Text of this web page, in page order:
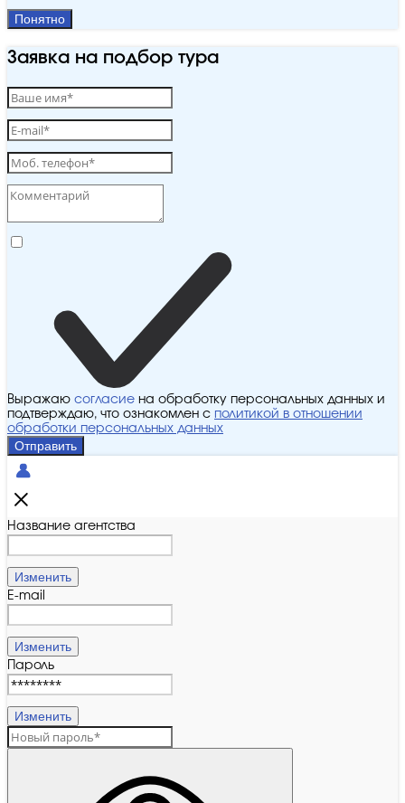
Понятно
Заявка на подбор тура
Выражаю согласие на обработку персональных данных и
подтверждаю, что ознакомлен с политикой в отношении
обработки персональных данных
Отправить
Название агентства
Изменить
E-mail
Изменить
Пароль
Изменить